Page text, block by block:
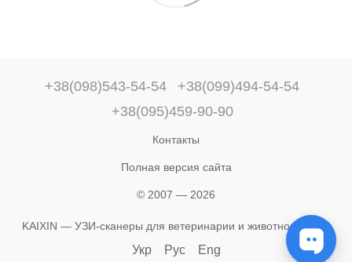
+38(098)543-54-54
+38(099)494-54-54
+38(095)459-90-90
Контакты
Полная версия сайта
© 2007 — 2026
KAIXIN — УЗИ-сканеры для ветеринарии и животноводства
Укр Рус Eng